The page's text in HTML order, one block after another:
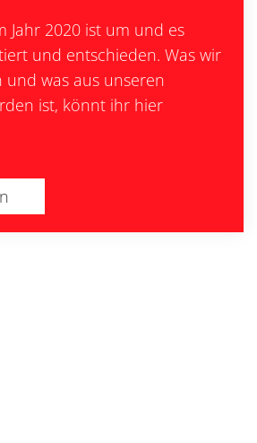
Jahr 2020 ist um und es
und entschieden. Was wir
was aus unseren
ist, könnt ihr hier